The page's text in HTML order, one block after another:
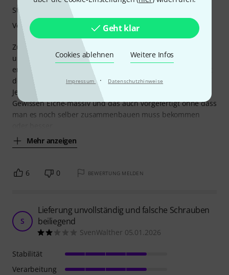
Geht klar
Cookies ablehnen Weitere Infos
Impressum · Datenschutzhinweise
Zuerst das wichtigste: das Rack erfüllt genau seinen Zweck
und ist von akzeptabler Qualität - auch die Rollen rollen
erstaunlich gut unter der Last. Gut ist auch die Arretierung
der Rollen.
Jetzt die Kritik: Für den Preis kann man ohne schlechtes
Gewissen Eiche-massiv und das auch vorgefertigt ohne dass
man es noch selber zusammenbauen muss bekommen
Mehr anzeigen
Stabilität
Verarbeitung
6 0 BEWERTUNG MELDEN
S
Lieferung unvollständig und falsche Schrauben
beiliegend
SvenWalther 05.01.2026
Stabilität
Verarbeitung